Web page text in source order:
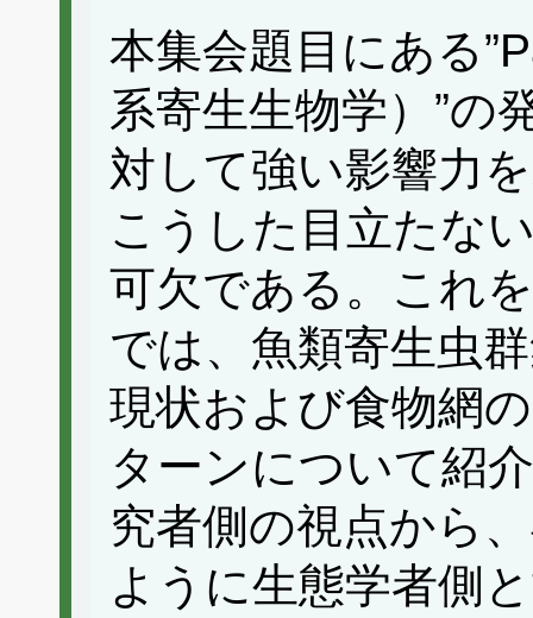
本集会題目にある
系寄生生物学）”の
対して強い影響力
こうした目立たな
可欠である。これ
では、魚類寄生虫
現状および食物網
ターンについて紹
究者側の視点から
ように生態学者側